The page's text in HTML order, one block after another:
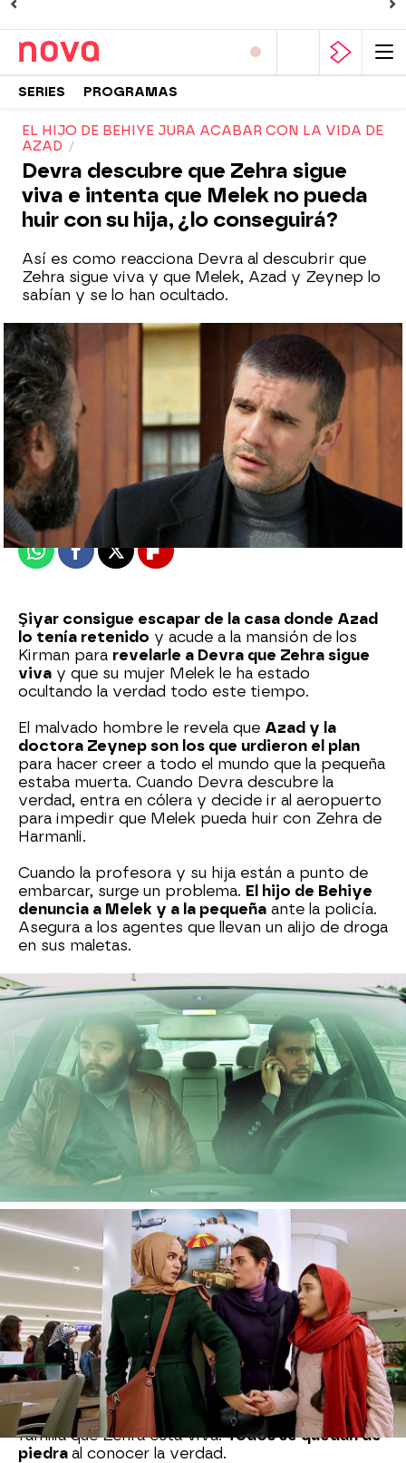
SERIES PROGRAMAS
EL HIJO DE BEHIYE JURA ACABAR CON LA VIDA DE
AZAD
Devra descubre que Zehra sigue
viva e intenta que Melek no pueda
huir con su hija, ¿lo conseguirá?
Así es como reacciona Devra al descubrir que
Zehra sigue viva y que Melek, Azad y Zeynep lo
sabían y se lo han ocultado.
Nova
Publicado:02 de julio de 2024, 16:33
WhatsappFacebook
X Flipboard
Şiyar consigue escapar de la casa donde Azad
lo tenía retenido y acude a la mansión de los
Kirman para revelarle a Devra que Zehra sigue
viva y que su mujer Melek le ha estado
ocultando la verdad todo este tiempo.
El malvado hombre le revela que Azad y la
doctora Zeynep son los que urdieron el plan
para hacer creer a todo el mundo que la pequeña
estaba muerta. Cuando Devra descubre la
verdad, entra en cólera y decide ir al aeropuerto
para impedir que Melek pueda huir con Zehra de
Harmanli.
Cuando la profesora y su hija están a punto de
embarcar, surge un problema. El hijo de Behiye
denuncia a Melek y a la pequeña ante la policía.
Asegura a los agentes que llevan un alijo de droga
en sus maletas.
Zeynep se entera de lo ocurrido y pide a Melek
que no embarque. De hacerlo,serían detenidas
y llevadas a comisaríay Devra daría con su
paradero.
El hijo de Kadim llega al aeropuerto y busca
desesperadamente a su mujer. Zeynep, Melek y
Zehra aprovechan, que el primo de Azad está
entretenido preguntando por ellas en el
mostrador de embarque, para
salir corriendo.
final, consiguen huir de allí.
La doctora se reúne con Azad en el bosque y
nieto de Nujin lleva a la hija de Sami y a Zehra a
casa de un amigo suyo, que conoció haciendo el
servicio militar, para que se alojen allí hasta que
pueda ayudarlas a escapar de Harmanli.
Azad regresa a la mansión a recoger a Havin, no
quiere encontrarse cara a cara con Devra, pero
tiene la mala fortuna de coincidir con él. El hijo
de Behiye le golpea fuertemente y le acusa
delante de los Kirman de traidory anuncia a su
familia que Zehra está viva.Todos se quedan de
piedra al conocer la verdad.